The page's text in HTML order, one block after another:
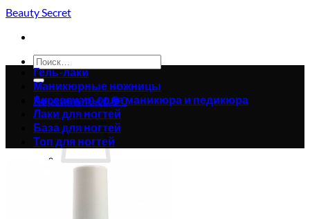
Skip
content
Beauty Secret
Искать:
Корзина /0.00₴0
Гель-лаки
Маникюрные ножницы
Аксессуары для маникюра и педикюра
Лаки для ногтей
База для ногтей
Топ для ногтей